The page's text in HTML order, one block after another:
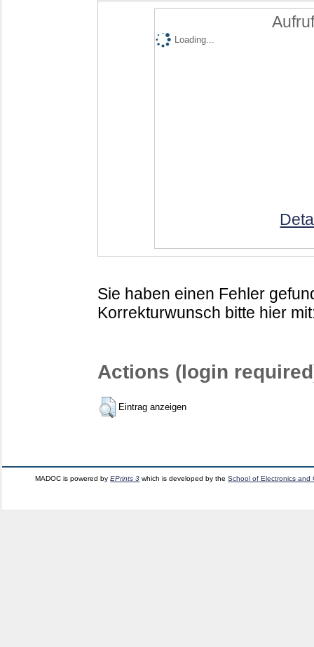
Loading...
Sie haben einen Fehler
Korrekturwunsch bitte hier
Actions (login
Eintrag anzeigen
MADOC is powered byEPrints 3 which is developed by theSchool of Electronics and